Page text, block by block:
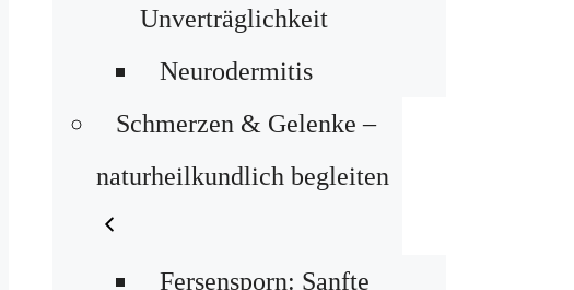
Unverträglichkeit
Neurodermitis
Schmerzen & Gelenke –
naturheilkundlich begleiten
Fersensporn: Sanfte